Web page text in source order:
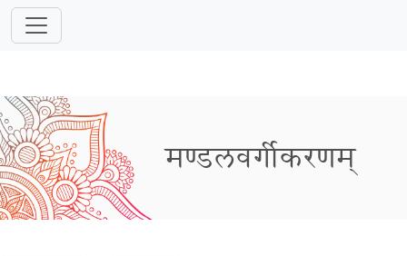
मण्डलवर्गीकरणम्